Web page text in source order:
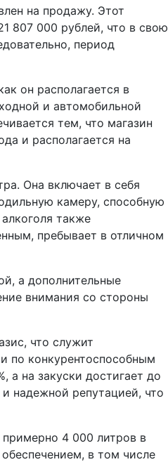
на продажу. Этот
807 000 рублей, что в свою
период
он располагается в
и автомобильной
тем, что магазин
и располагается на
Она включает в себя
камеру, способную
также
пребывает в отличном
а дополнительные
внимания со стороны
что служит
по конкурентоспособным
а на закуски достигает до
надежной репутацией, что
4 000 литров в
в том числе